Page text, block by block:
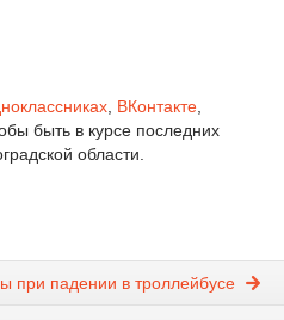
ВКонтакте
быть в курсе последних
области.
при падении в троллейбусе